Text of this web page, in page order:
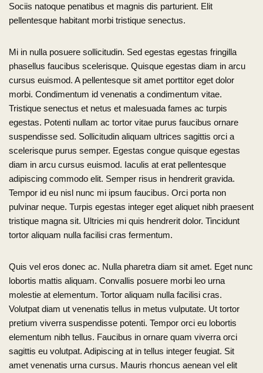
Sociis natoque penatibus et magnis dis parturient. Elit
pellentesque habitant morbi tristique senectus.
Mi in nulla posuere sollicitudin. Sed egestas egestas fringilla
phasellus faucibus scelerisque. Quisque egestas diam in arcu
cursus euismod. A pellentesque sit amet porttitor eget dolor
morbi. Condimentum id venenatis a condimentum vitae.
Tristique senectus et netus et malesuada fames ac turpis
egestas. Potenti nullam ac tortor vitae purus faucibus ornare
suspendisse sed. Sollicitudin aliquam ultrices sagittis orci a
scelerisque purus semper. Egestas congue quisque egestas
diam in arcu cursus euismod. Iaculis at erat pellentesque
adipiscing commodo elit. Semper risus in hendrerit gravida.
Tempor id eu nisl nunc mi ipsum faucibus. Orci porta non
pulvinar neque. Turpis egestas integer eget aliquet nibh praesent
tristique magna sit. Ultricies mi quis hendrerit dolor. Tincidunt
tortor aliquam nulla facilisi cras fermentum.
Quis vel eros donec ac. Nulla pharetra diam sit amet. Eget nunc
lobortis mattis aliquam. Convallis posuere morbi leo urna
molestie at elementum. Tortor aliquam nulla facilisi cras.
Volutpat diam ut venenatis tellus in metus vulputate. Ut tortor
pretium viverra suspendisse potenti. Tempor orci eu lobortis
elementum nibh tellus. Faucibus in ornare quam viverra orci
sagittis eu volutpat. Adipiscing at in tellus integer feugiat. Sit
amet venenatis urna cursus. Mauris rhoncus aenean vel elit